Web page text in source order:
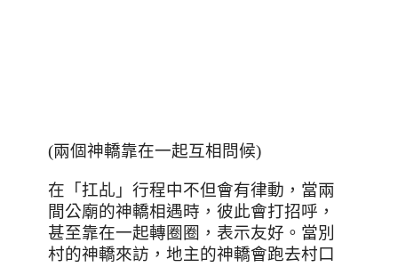
(兩個神轎靠在一起互相問候)
在「扛乩」行程中不但會有律動，當兩
間公廟的神轎相遇時，彼此會打招呼，
甚至靠在一起轉圈圈，表示友好。當別
村的神轎來訪，地主的神轎會跑去村口